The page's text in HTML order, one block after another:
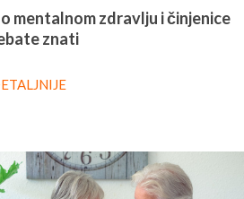
mentalnom zdravlju i činjenice
znati